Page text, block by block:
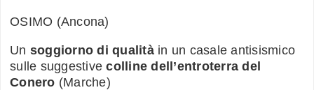
OSIMO (Ancona)
Un soggiorno di qualitàin un casale antisismico
sulle suggestive colline dell’entroterra del
Conero (Marche)